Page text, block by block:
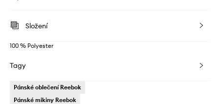
Složení
100 % Polyester
Tagy
Pánské oblečení Reebok
Pánské mikiny Reebok